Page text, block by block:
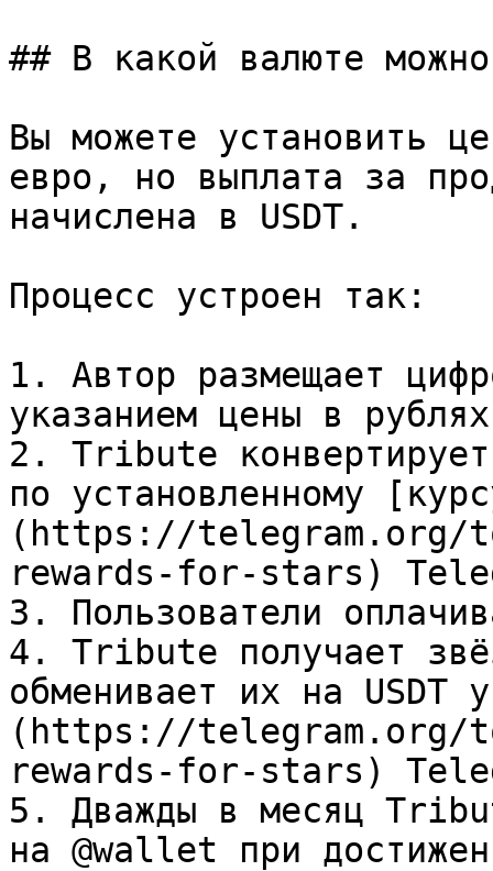
## В какой валюте
Вы можете установить
евро, но выплата за
начислена в USDT.
Процесс устроен так:
1. Автор размещает
указанием цены в
2. Tribute
по установленному
(https://telegram.org/
rewards-for-stars)
3. Пользователи
4. Tribute получает
обменивает их на USDT
(https://telegram.org/
rewards-for-stars)
5. Дважды в месяц
на @wallet при